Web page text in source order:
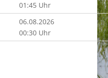
01:45 Uhr
06.08.2026
00:30 Uhr